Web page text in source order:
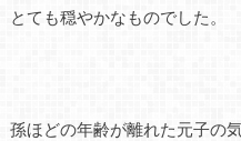
とても穏やかなものでした。
孫ほどの年齢が離れた元子の